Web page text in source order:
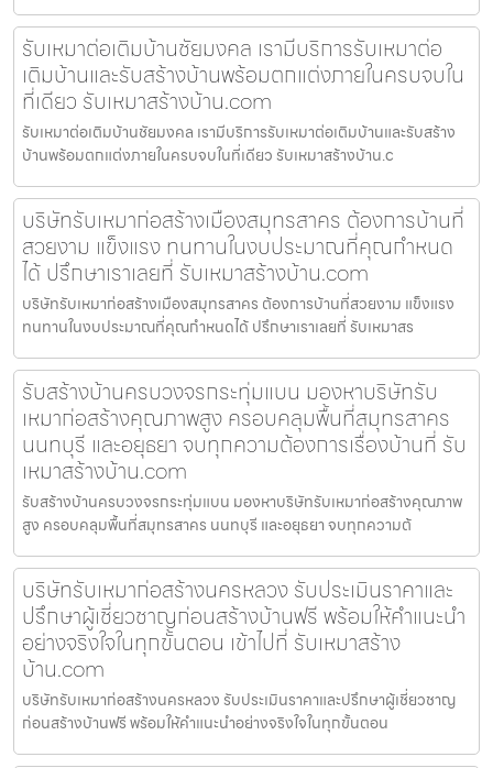
รับเหมาต่อเติมบ้านชัยมงคล เรามีบริการรับเหมาต่อ
เติมบ้านและรับสร้างบ้านพร้อมตกแต่งภายในครบจบใน
ที่เดียว รับเหมาสร้างบ้าน.com
รับเหมาต่อเติมบ้านชัยมงคล เรามีบริการรับเหมาต่อเติมบ้านและรับสร้าง
บ้านพร้อมตกแต่งภายในครบจบในที่เดียว รับเหมาสร้างบ้าน.c
บริษัทรับเหมาก่อสร้างเมืองสมุทรสาคร ต้องการบ้านที่
สวยงาม แข็งแรง ทนทานในงบประมาณที่คุณกำหนด
ได้ ปรึกษาเราเลยที่ รับเหมาสร้างบ้าน.com
บริษัทรับเหมาก่อสร้างเมืองสมุทรสาคร ต้องการบ้านที่สวยงาม แข็งแรง
ทนทานในงบประมาณที่คุณกำหนดได้ ปรึกษาเราเลยที่ รับเหมาสร
รับสร้างบ้านครบวงจรกระทุ่มแบน มองหาบริษัทรับ
เหมาก่อสร้างคุณภาพสูง ครอบคลุมพื้นที่สมุทรสาคร
นนทบุรี และอยุธยา จบทุกความต้องการเรื่องบ้านที่ รับ
เหมาสร้างบ้าน.com
รับสร้างบ้านครบวงจรกระทุ่มแบน มองหาบริษัทรับเหมาก่อสร้างคุณภาพ
สูง ครอบคลุมพื้นที่สมุทรสาคร นนทบุรี และอยุธยา จบทุกความต้
บริษัทรับเหมาก่อสร้างนครหลวง รับประเมินราคาและ
ปรึกษาผู้เชี่ยวชาญก่อนสร้างบ้านฟรี พร้อมให้คำแนะนำ
อย่างจริงใจในทุกขั้นตอน เข้าไปที่ รับเหมาสร้าง
บ้าน.com
บริษัทรับเหมาก่อสร้างนครหลวง รับประเมินราคาและปรึกษาผู้เชี่ยวชาญ
ก่อนสร้างบ้านฟรี พร้อมให้คำแนะนำอย่างจริงใจในทุกขั้นตอน